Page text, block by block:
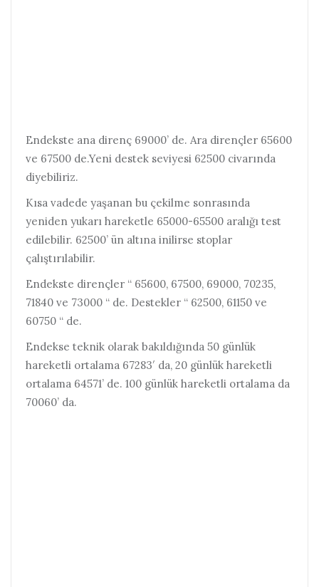
Endekste ana direnç 69000’ de. Ara dirençler 65600
ve 67500 de.Yeni destek seviyesi 62500 civarında
diyebiliriz.
Kısa vadede yaşanan bu çekilme sonrasında
yeniden yukarı hareketle 65000-65500 aralığı test
edilebilir. 62500’ ün altına inilirse stoplar
çalıştırılabilir.
Endekste dirençler “ 65600, 67500, 69000, 70235,
71840 ve 73000 “ de. Destekler “ 62500, 61150 ve
60750 “ de.
Endekse teknik olarak bakıldığında 50 günlük
hareketli ortalama 67283′ da, 20 günlük hareketli
ortalama 64571’ de. 100 günlük hareketli ortalama da
70060’ da.